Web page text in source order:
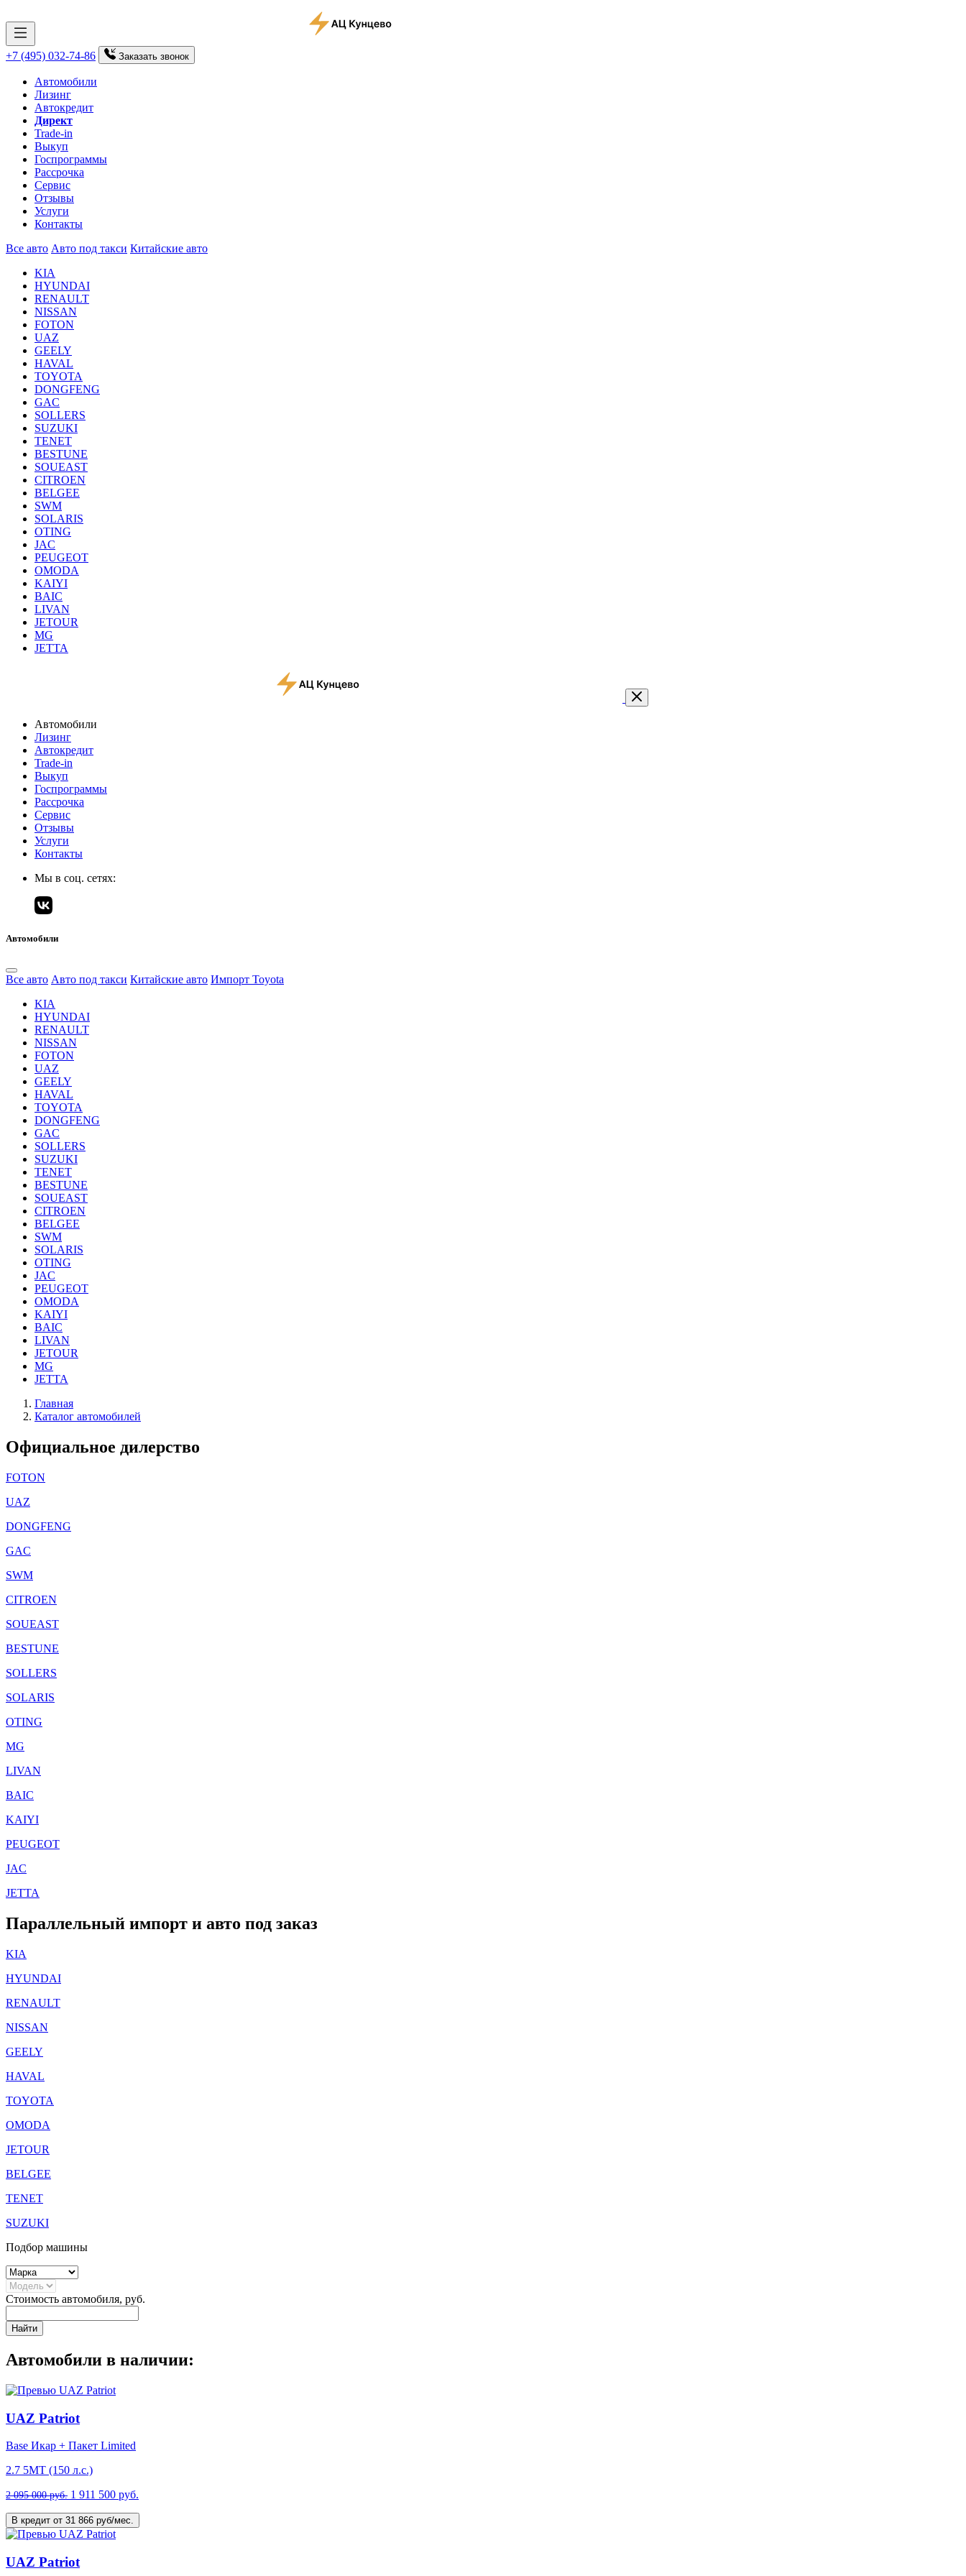
+7 (495) 032-74-86 Заказать звонок
Автомобили
Лизинг
Автокредит
Директ
Trade-in
Выкуп
Госпрограммы
Рассрочка
Сервис
Отзывы
Услуги
Контакты
Все авто Авто под такси Китайские авто
KIA
HYUNDAI
RENAULT
NISSAN
FOTON
UAZ
GEELY
HAVAL
TOYOTA
DONGFENG
GAC
SOLLERS
SUZUKI
TENET
BESTUNE
SOUEAST
CITROEN
BELGEE
SWM
SOLARIS
OTING
JAC
PEUGEOT
OMODA
KAIYI
BAIC
LIVAN
JETOUR
MG
JETTA
Автомобили
Лизинг
Автокредит
Trade-in
Выкуп
Госпрограммы
Рассрочка
Сервис
Отзывы
Услуги
Контакты
Мы в соц. сетях:
Автомобили
Все авто Авто под такси Китайские авто Импорт Toyota
KIA
HYUNDAI
RENAULT
NISSAN
FOTON
UAZ
GEELY
HAVAL
TOYOTA
DONGFENG
GAC
SOLLERS
SUZUKI
TENET
BESTUNE
SOUEAST
CITROEN
BELGEE
SWM
SOLARIS
OTING
JAC
PEUGEOT
OMODA
KAIYI
BAIC
LIVAN
JETOUR
MG
JETTA
Главная
Каталог автомобилей
Официальное дилерство
FOTON
UAZ
DONGFENG
GAC
SWM
CITROEN
SOUEAST
BESTUNE
SOLLERS
SOLARIS
OTING
MG
LIVAN
BAIC
KAIYI
PEUGEOT
JAC
JETTA
Параллельный импорт и авто под заказ
KIA
HYUNDAI
RENAULT
NISSAN
GEELY
HAVAL
TOYOTA
OMODA
JETOUR
BELGEE
TENET
SUZUKI
Подбор машины
Стоимость автомобиля, руб.
Найти
Автомобили в наличии:
UAZ Patriot
Base Икар + Пакет Limited
2.7 5МТ (150 л.с.)
2 095 000 руб. 1 911 500 руб.
В кредит от 31 866 руб/мес.
UAZ Patriot